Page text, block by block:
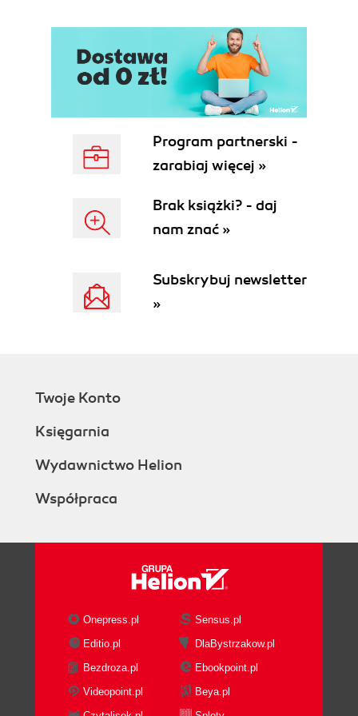
Program partnerski -
zarabiaj więcej »
Brak książki? - daj
nam znać »
Subskrybuj newsletter
»
Twoje Konto
Księgarnia
Wydawnictwo Helion
Współpraca
Onepress.pl
Sensus.pl
Editio.pl
DlaBystrzakow.pl
Bezdroza.pl
Ebookpoint.pl
Videopoint.pl
Beya.pl